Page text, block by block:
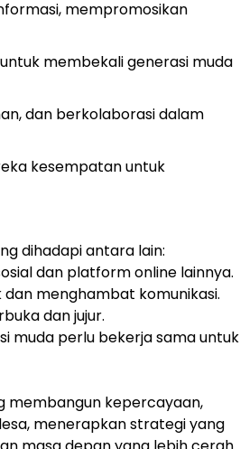
mempromosikan
membekali generasi muda
dan berkolaborasi dalam
kesempatan untuk
dihadapi antara lain:
dan platform online lainnya.
menghambat komunikasi.
dan jujur.
muda perlu bekerja sama untuk
membangun kepercayaan,
menerapkan strategi yang